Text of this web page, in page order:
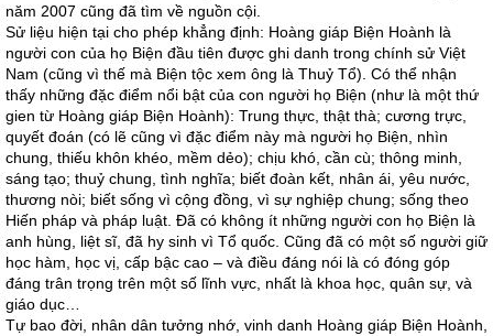
năm 2007 cũng đã tìm về nguồn cội.
Sử liệu hiện tại cho phép khẳng định: Hoàng giáp Biện Hoành là
người con của họ Biện đầu tiên được ghi danh trong chính sử Việt
Nam (cũng vì thế mà Biện tộc xem ông là Thuỷ Tổ). Có thể nhận
thấy những đặc điểm nổi bật của con người họ Biện (như là một thứ
gien từ Hoàng giáp Biện Hoành): Trung thực, thật thà; cương trực,
quyết đoán (có lẽ cũng vì đặc điểm này mà người họ Biện, nhìn
chung, thiếu khôn khéo, mềm dẻo); chịu khó, cần cù; thông minh,
sáng tạo; thuỷ chung, tình nghĩa; biết đoàn kết, nhân ái, yêu nước,
thương nòi; biết sống vì cộng đồng, vì sự nghiệp chung; sống theo
Hiến pháp và pháp luật. Đã có không ít những người con họ Biện là
anh hùng, liệt sĩ, đã hy sinh vì Tổ quốc. Cũng đã có một số người giữ
học hàm, học vị, cấp bậc cao – và điều đáng nói là có đóng góp
đáng trân trọng trên một số lĩnh vực, nhất là khoa học, quân sự, và
giáo dục…
Tự bao đời, nhân dân tưởng nhớ, vinh danh Hoàng giáp Biện Hoành,